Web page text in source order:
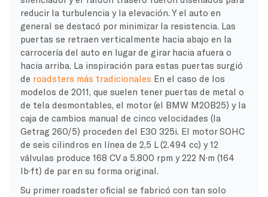
reducir la turbulencia y la elevación. Y el auto en
general se destacó por minimizar la resistencia. Las
puertas se retraen verticalmente hacia abajo en la
carrocería del auto en lugar de girar hacia afuera o
hacia arriba. La inspiración para estas puertas surgió
de roadsters más tradicionales En el caso de los
modelos de 2011, que suelen tener puertas de metal o
de tela desmontables, el motor (el BMW M20B25) y la
caja de cambios manual de cinco velocidades (la
Getrag 260/5) proceden del E30 325i. El motor SOHC
de seis cilindros en línea de 2,5 L (2.494 cc) y 12
válvulas produce 168 CV a 5.800 rpm y 222 N·m (164
lb·ft) de par en su forma original.
Su primer roadster oficial se fabricó con tan solo